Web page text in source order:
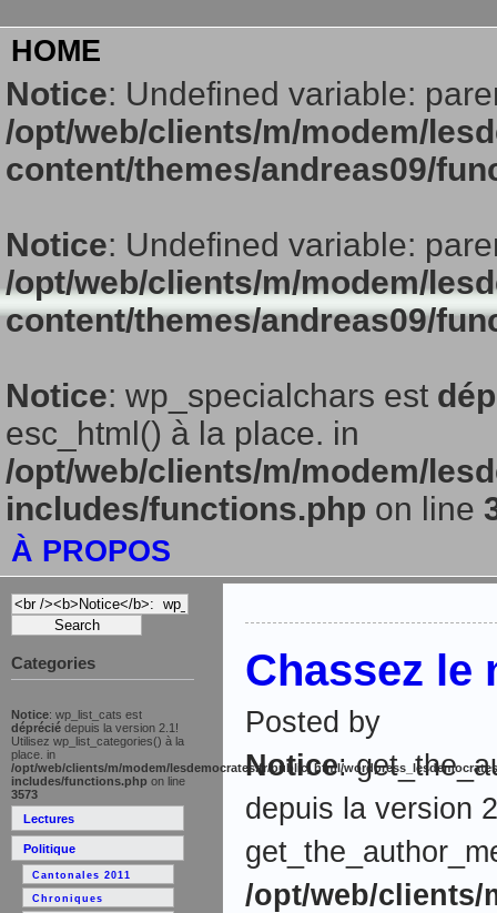
HOME
Notice: Undefined variable:
/opt/web/clients/m/modem/
content/themes/andreas09/
Notice: Undefined variable:
/opt/web/clients/m/modem/
content/themes/andreas09/
Notice: wp_specialchars est
esc_html() à la place. in
/opt/web/clients/m/modem/
includes/functions.php on line
À PROPOS
Categories
Notice: wp_list_cats est
déprécié depuis la version 2.1!
Utilisez wp_list_categories() à la
place. in
/opt/web/clients/m/modem/lesdemocrates.fr/public_html/
includes/functions.php on line
3573
Lectures
Politique
Cantonales 2011
Chroniques
Chassez le
Posted by
Notice:
depuis la version
/opt/web/clients/